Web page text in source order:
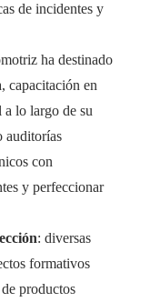
de incidentes y
ha destinado
capacitación en
a lo largo de su
auditorías
con
y perfeccionar
: diversas
formativos
productos